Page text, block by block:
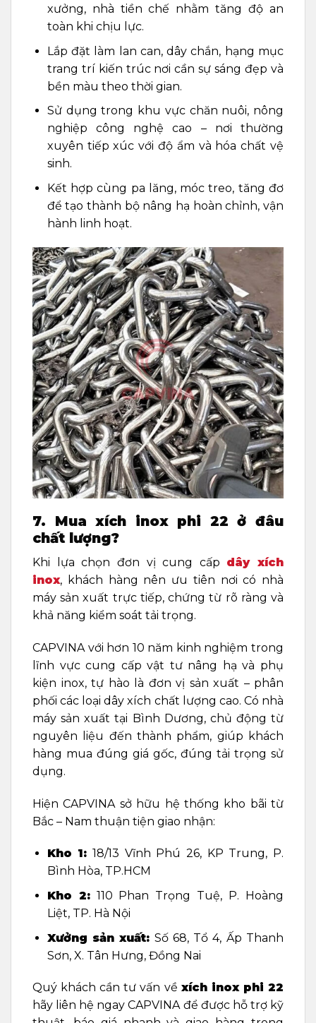
xưởng, nhà tiền chế nhằm tăng độ an
toàn khi chịu lực.
Lắp đặt làm lan can, dây chắn, hạng mục
trang trí kiến trúc nơi cần sự sáng đẹp và
bền màu theo thời gian.
Sử dụng trong khu vực chăn nuôi, nông
nghiệp công nghệ cao – nơi thường
xuyên tiếp xúc với độ ẩm và hóa chất vệ
sinh.
Kết hợp cùng pa lăng, móc treo, tăng đơ
để tạo thành bộ nâng hạ hoàn chỉnh, vận
hành linh hoạt.
7. Mua xích inox phi 22 ở đâu
chất lượng?
Khi lựa chọn đơn vị cung cấp dây xích
inox, khách hàng nên ưu tiên nơi có nhà
máy sản xuất trực tiếp, chứng từ rõ ràng và
khả năng kiểm soát tải trọng.
CAPVINA với hơn 10 năm kinh nghiệm trong
lĩnh vực cung cấp vật tư nâng hạ và phụ
kiện inox, tự hào là đơn vị sản xuất – phân
phối các loại dây xích chất lượng cao. Có nhà
máy sản xuất tại Bình Dương, chủ động từ
nguyên liệu đến thành phẩm, giúp khách
hàng mua đúng giá gốc, đúng tải trọng sử
dụng.
Hiện CAPVINA sở hữu hệ thống kho bãi từ
Bắc – Nam thuận tiện giao nhận:
Kho 1: 18/13 Vĩnh Phú 26, KP Trung, P.
Bình Hòa, TP.HCM
Kho 2:110 Phan Trọng Tuệ, P. Hoàng
Liệt, TP. Hà Nội
Xưởng sản xuất: Số 68, Tổ 4, Ấp Thanh
Sơn, X. Tân Hưng, Đồng Nai
Quý khách cần tư vấn về xích inox phi 22
hãy liên hệ ngay CAPVINA để được hỗ trợ kỹ